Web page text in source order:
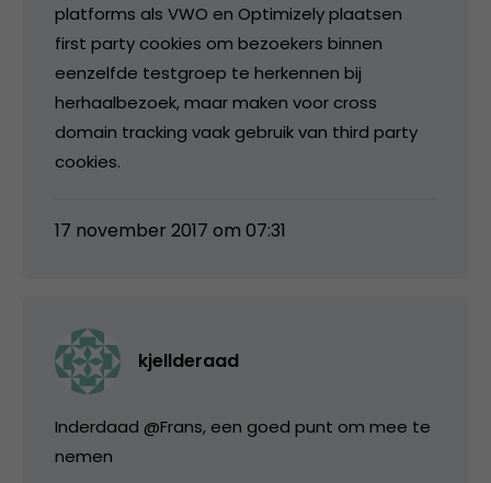
platforms als VWO en Optimizely plaatsen
first party cookies om bezoekers binnen
eenzelfde testgroep te herkennen bij
herhaalbezoek, maar maken voor cross
domain tracking vaak gebruik van third party
cookies.
17 november 2017 om 07:31
kjellderaad
Inderdaad @Frans, een goed punt om mee te
nemen